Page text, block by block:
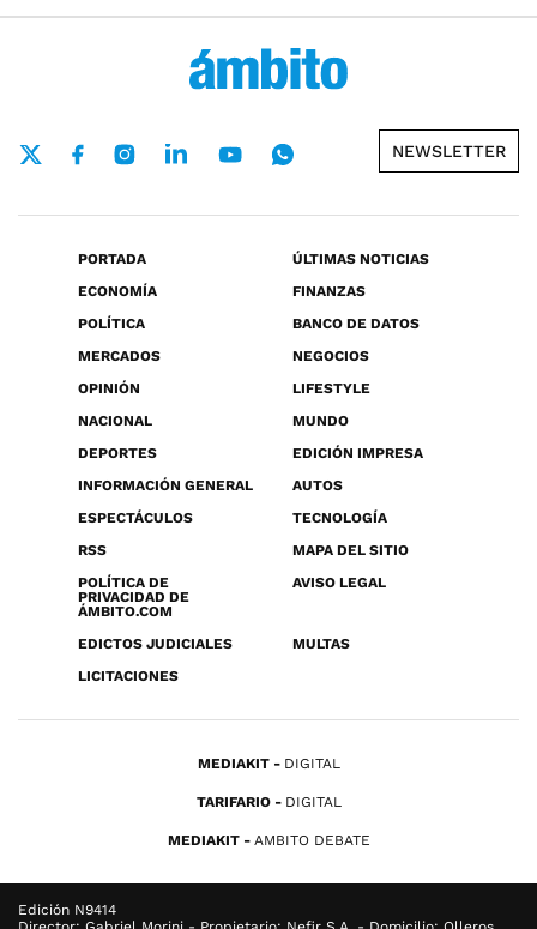
NEWSLETTER
PORTADA
ÚLTIMAS NOTICIAS
ECONOMÍA
FINANZAS
POLÍTICA
BANCO DE DATOS
MERCADOS
NEGOCIOS
OPINIÓN
LIFESTYLE
NACIONAL
MUNDO
DEPORTES
EDICIÓN IMPRESA
INFORMACIÓN GENERAL
AUTOS
ESPECTÁCULOS
TECNOLOGÍA
RSS
MAPA DEL SITIO
POLÍTICA DE
PRIVACIDAD DE
ÁMBITO.COM
AVISO LEGAL
EDICTOS JUDICIALES
MULTAS
LICITACIONES
MEDIAKIT DIGITAL
TARIFARIO DIGITAL
MEDIAKIT AMBITO DEBATE
Edición N9414